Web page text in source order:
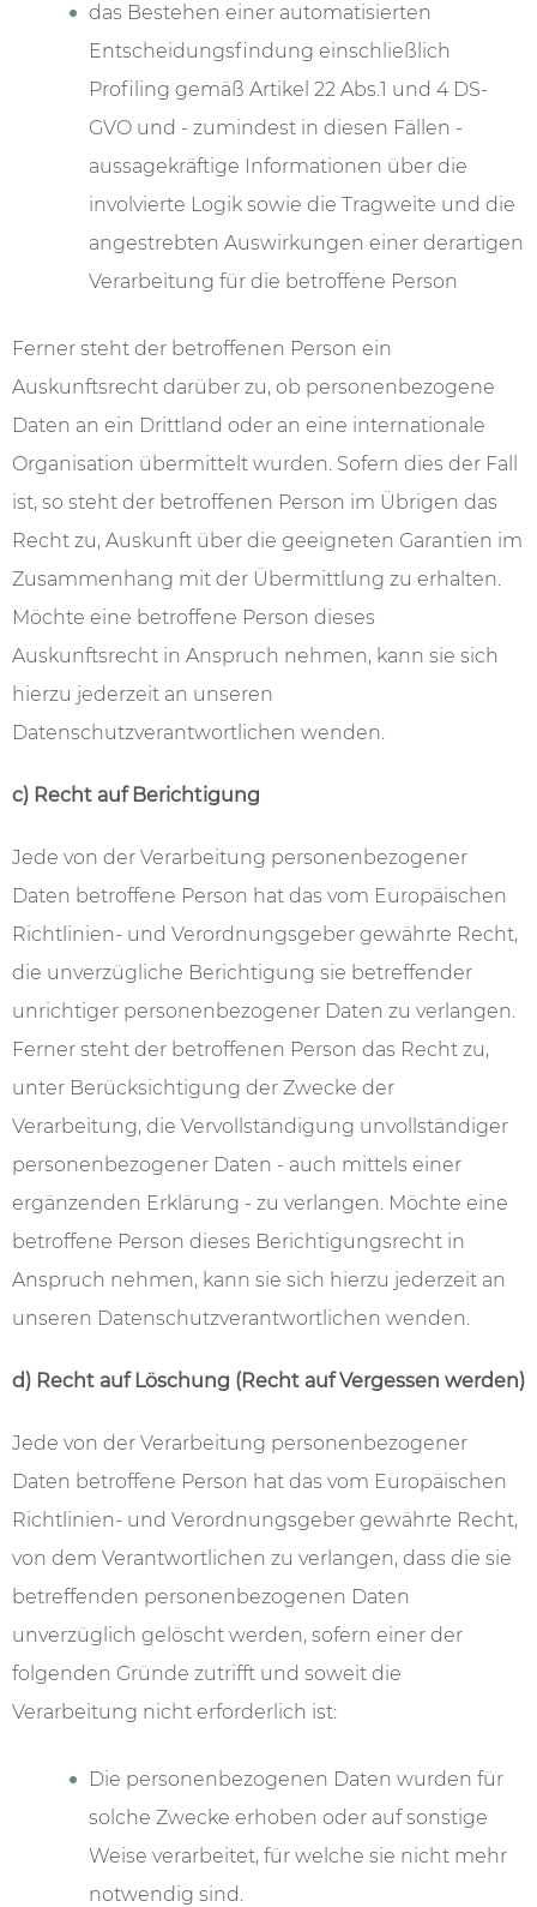
das Bestehen einer automatisierten
Entscheidungsfindung einschließlich
Profiling gemäß Artikel 22 Abs.1 und 4 DS-
GVO und - zumindest in diesen Fällen -
aussagekräftige Informationen über die
involvierte Logik sowie die Tragweite und die
angestrebten Auswirkungen einer derartigen
Verarbeitung für die betroffene Person
Ferner steht der betroffenen Person ein
Auskunftsrecht darüber zu, ob personenbezogene
Daten an ein Drittland oder an eine internationale
Organisation übermittelt wurden. Sofern dies der Fall
ist, so steht der betroffenen Person im Übrigen das
Recht zu, Auskunft über die geeigneten Garantien im
Zusammenhang mit der Übermittlung zu erhalten.
Möchte eine betroffene Person dieses
Auskunftsrecht in Anspruch nehmen, kann sie sich
hierzu jederzeit an unseren
Datenschutzverantwortlichen wenden.
c) Recht auf Berichtigung
Jede von der Verarbeitung personenbezogener
Daten betroffene Person hat das vom Europäischen
Richtlinien- und Verordnungsgeber gewährte Recht,
die unverzügliche Berichtigung sie betreffender
unrichtiger personenbezogener Daten zu verlangen.
Ferner steht der betroffenen Person das Recht zu,
unter Berücksichtigung der Zwecke der
Verarbeitung, die Vervollständigung unvollständiger
personenbezogener Daten - auch mittels einer
ergänzenden Erklärung - zu verlangen. Möchte eine
betroffene Person dieses Berichtigungsrecht in
Anspruch nehmen, kann sie sich hierzu jederzeit an
unseren Datenschutzverantwortlichen wenden.
d) Recht auf Löschung (Recht auf Vergessen werden)
Jede von der Verarbeitung personenbezogener
Daten betroffene Person hat das vom Europäischen
Richtlinien- und Verordnungsgeber gewährte Recht,
von dem Verantwortlichen zu verlangen, dass die sie
betreffenden personenbezogenen Daten
unverzüglich gelöscht werden, sofern einer der
folgenden Gründe zutrifft und soweit die
Verarbeitung nicht erforderlich ist:
Die personenbezogenen Daten wurden für
solche Zwecke erhoben oder auf sonstige
Weise verarbeitet, für welche sie nicht mehr
notwendig sind.